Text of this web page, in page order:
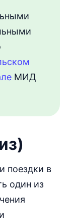
МИД
поездки в
один из